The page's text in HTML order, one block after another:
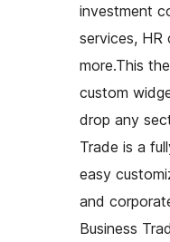
investment
services, HR
more.This
custom
drop any
Trade is a
easy
and
Business